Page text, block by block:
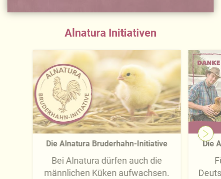
Alnatura Initiativen
Die Alnatura Bruderhahn-Initiative
Bei Alnatura dürfen auch die
männlichen Küken aufwachsen.
Die